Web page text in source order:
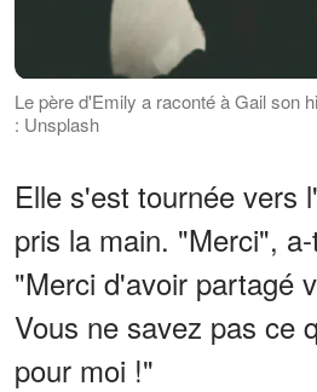
Le père d'Emily a raconté à Gail son
: Unsplash
Elle s'est tournée vers
pris la main. "Merci",
"Merci d'avoir partagé
Vous ne savez pas ce
pour moi !"